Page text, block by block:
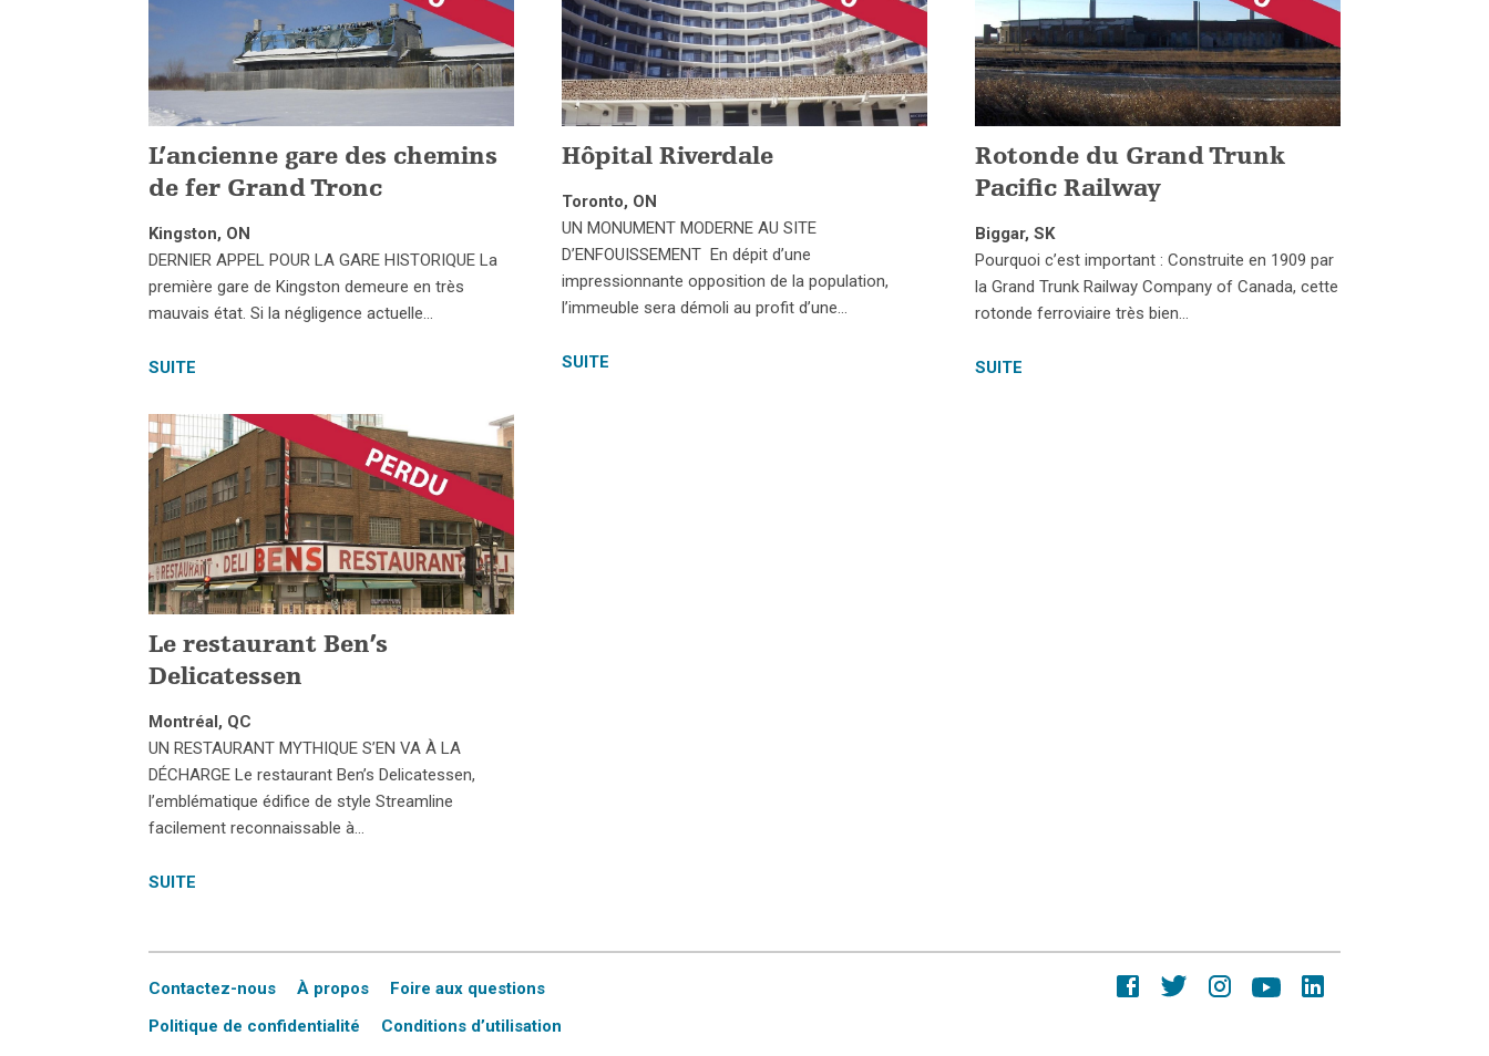
L’ancienne gare des chemins
de fer Grand Tronc
Kingston, ON
DERNIER APPEL POUR LA GARE HISTORIQUE La
première gare de Kingston demeure en très
mauvais état. Si la négligence actuelle…
SUITE
Hôpital Riverdale
Toronto, ON
UN MONUMENT MODERNE AU SITE
D’ENFOUISSEMENT En dépit d’une
impressionnante opposition de la population,
l’immeuble sera démoli au profit d’une…
SUITE
Rotonde du Grand Trunk
Pacific Railway
Biggar, SK
Pourquoi c’est important : Construite en 1909 par
la Grand Trunk Railway Company of Canada, cette
rotonde ferroviaire très bien…
SUITE
Le restaurant Ben’s
Delicatessen
Montréal, QC
UN RESTAURANT MYTHIQUE S’EN VA À LA
DÉCHARGE Le restaurant Ben’s Delicatessen,
l’emblématique édifice de style Streamline
facilement reconnaissable à…
SUITE
Contactez-nous À propos
Foire aux questions
Politique de confidentialité
Conditions d’utilisation